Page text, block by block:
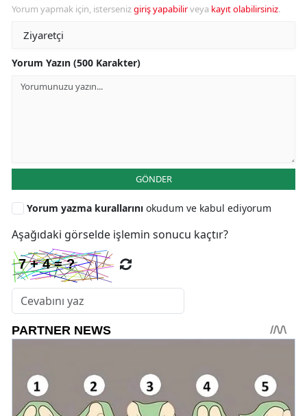
Yorum yapmak için, istersenizgiriş yapabilirveya kayıt olabilirsiniz.
Yorum Yazın (500 Karakter)
GÖNDER
Yorum yazma kurallarını okudum ve kabul ediyorum
Aşağıdaki görselde işlemin sonucu kaçtır?